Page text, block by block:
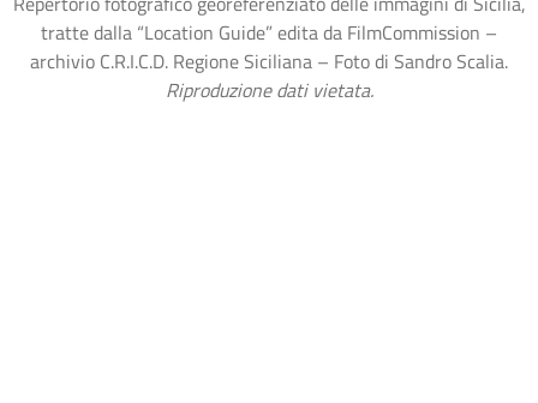
tratte dalla “Location Guide” edita da FilmCommission –
archivio C.R.I.C.D. Regione Siciliana – Foto di Sandro Scalia.
Riproduzione dati vietata.